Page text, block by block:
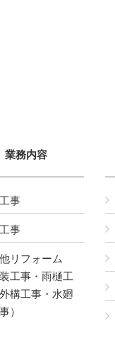
業務内容
事
事
リフォーム
装工事・雨樋工
構工事・水廻
）